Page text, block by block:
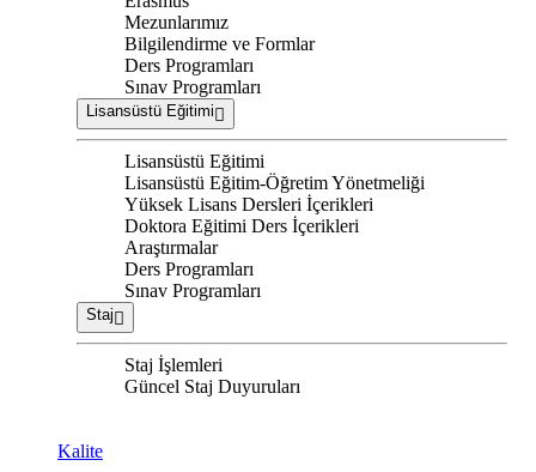
Mezunlarımız
Bilgilendirme ve Formlar
Ders Programları
Sınav Programları
Lisansüstü Eğitimi
Lisansüstü Eğitimi
Lisansüstü Eğitim-Öğretim Yönetmeliği
Yüksek Lisans Dersleri İçerikleri
Doktora Eğitimi Ders İçerikleri
Araştırmalar
Ders Programları
Sınav Programları
Staj
Staj İşlemleri
Güncel Staj Duyuruları
Kalite